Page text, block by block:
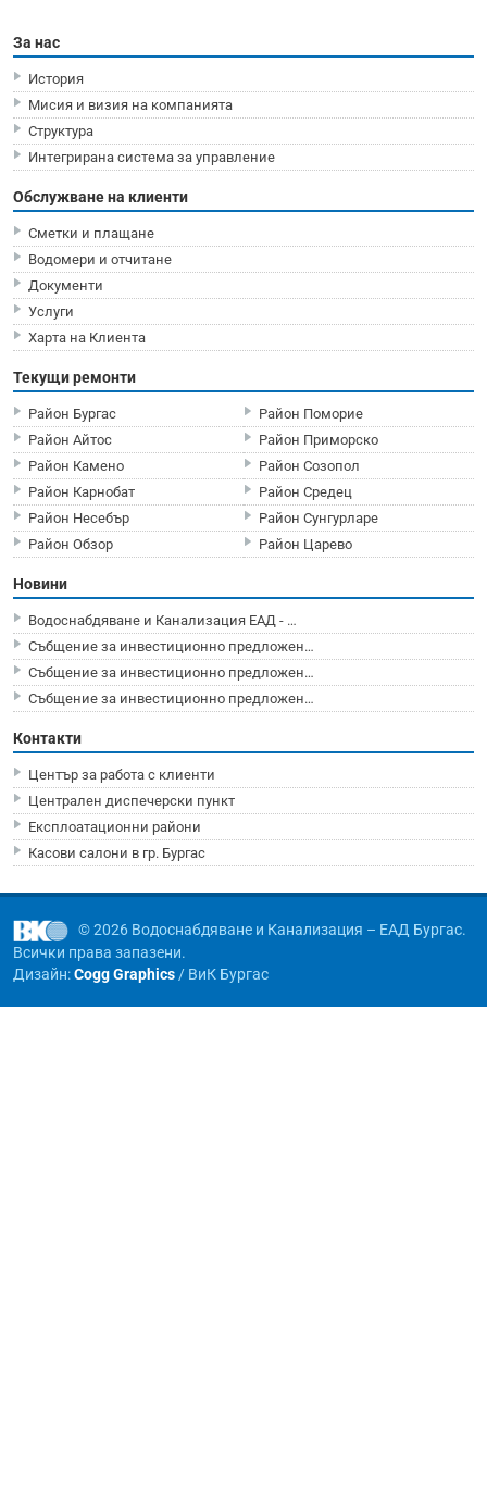
За нас
История
Мисия и визия на компанията
Структура
Интегрирана система за управление
Обслужване на клиенти
Сметки и плащане
Водомери и отчитане
Документи
Услуги
Харта на Клиента
Текущи ремонти
Район Бургас
Район Айтос
Район Камено
Район Карнобат
Район Несебър
Район Обзор
Район Поморие
Район Приморско
Район Созопол
Район Средец
Район Сунгурларе
Район Царево
Новини
Водоснабдяване и Канализация ЕАД - …
Събщение за инвестиционно предложен…
Събщение за инвестиционно предложен…
Събщение за инвестиционно предложен…
Контакти
Център за работа с клиенти
Централен диспечерски пункт
Експлоатационни райони
Касови салони в гр. Бургас
© 2026 Водоснабдяване и Канализация – ЕАД Бургас.
Всички права запазени.
Дизайн:Cogg Graphics/ ВиК Бургас